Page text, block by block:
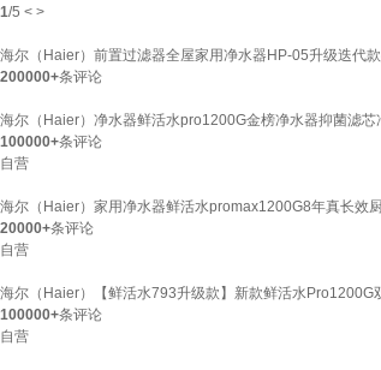
1/5 < >
海尔（Haier）前置过滤器全屋家用净水器HP-05升级迭代
200000+条评论
海尔（Haier）净水器鲜活水pro1200G金榜净水器抑菌滤
100000+条评论
自营
海尔（Haier）家用净水器鲜活水promax1200G8年真长效
20000+条评论
自营
海尔（Haier）【鲜活水793升级款】新款鲜活水
100000+条评论
自营